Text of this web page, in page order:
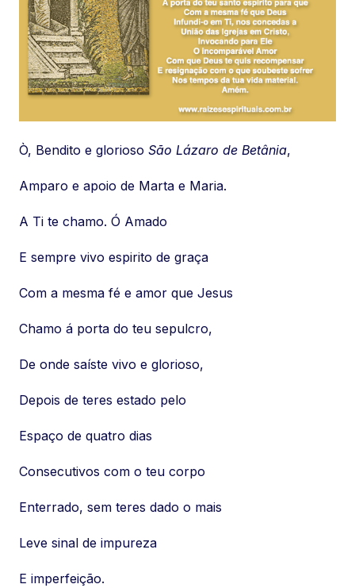
Ò, Bendito e glorioso São Lázaro de Betânia,
Amparo e apoio de Marta e Maria.
A Ti te chamo. Ó Amado
E sempre vivo espirito de graça
Com a mesma fé e amor que Jesus
Chamo á porta do teu sepulcro,
De onde saíste vivo e glorioso,
Depois de teres estado pelo
Espaço de quatro dias
Consecutivos com o teu corpo
Enterrado, sem teres dado o mais
Leve sinal de impureza
E imperfeição.